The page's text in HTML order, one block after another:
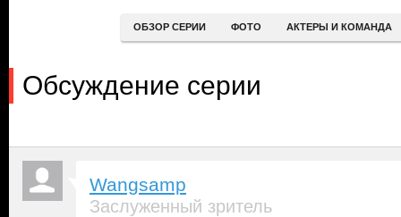
ОБЗОР СЕРИИ ФОТО АКТЕРЫ И КОМАНДА
Обсуждение серии
Wangsamp
Заслуженный зритель